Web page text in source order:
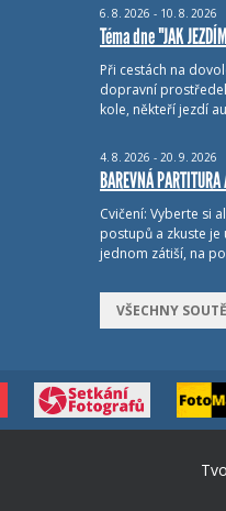
6. 8. 2026 - 10. 8. 2026
Téma dne "JAK
Při cestách na
dopravní
kole, někteří jezdí
4. 8. 2026 - 20. 9. 2026
BAREVNÁ
Cvičení: Vyberte si
postupů a zkuste
jednom zátiší, na
VŠECHNY